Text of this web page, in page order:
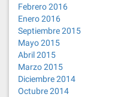
Febrero 2016
Enero 2016
Septiembre 2015
Mayo 2015
Abril 2015
Marzo 2015
Diciembre 2014
Octubre 2014